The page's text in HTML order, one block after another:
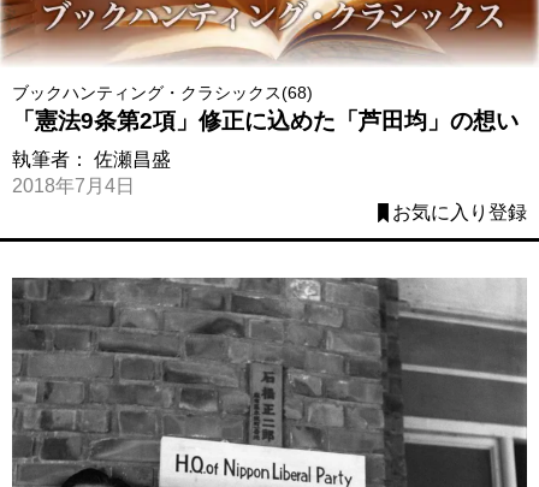
ブックハンティング・クラシックス(68)
「憲法9条第2項」修正に込めた「芦田均」の想い
執筆者： 佐瀬昌盛
2018年7月4日
お気に入り登録